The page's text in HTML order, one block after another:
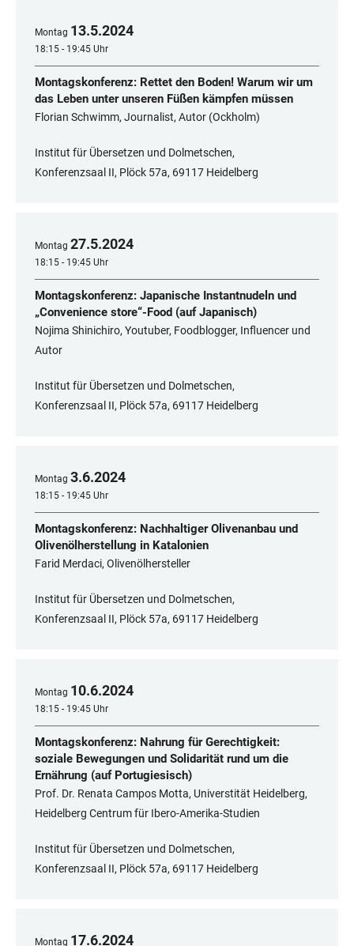
Montag 13.5.2024
18:15 - 19:45 Uhr
Montagskonferenz: Rettet den Boden! Warum wir um
das Leben unter unseren Füßen kämpfen müssen
Florian Schwimm, Journalist, Autor (Ockholm)
Institut für Übersetzen und Dolmetschen,
Konferenzsaal II, Plöck 57a, 69117 Heidelberg
Montag 27.5.2024
18:15 - 19:45 Uhr
Montagskonferenz: Japanische Instantnudeln und
„Convenience store“-Food (auf Japanisch)
Nojima Shinichiro, Youtuber, Foodblogger, Influencer und
Autor
Institut für Übersetzen und Dolmetschen,
Konferenzsaal II, Plöck 57a, 69117 Heidelberg
Montag 3.6.2024
18:15 - 19:45 Uhr
Montagskonferenz: Nachhaltiger Olivenanbau und
Olivenölherstellung in Katalonien
Farid Merdaci, Olivenölhersteller
Institut für Übersetzen und Dolmetschen,
Konferenzsaal II, Plöck 57a, 69117 Heidelberg
Montag 10.6.2024
18:15 - 19:45 Uhr
Montagskonferenz: Nahrung für Gerechtigkeit:
soziale Bewegungen und Solidarität rund um die
Ernährung (auf Portugiesisch)
Prof. Dr. Renata Campos Motta, Universtität Heidelberg,
Heidelberg Centrum für Ibero-Amerika-Studien
Institut für Übersetzen und Dolmetschen,
Konferenzsaal II, Plöck 57a, 69117 Heidelberg
Montag 17.6.2024